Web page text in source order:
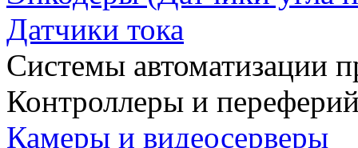
Датчики тока
Системы автоматизации
Контроллеры и
Камеры и видеосерверы